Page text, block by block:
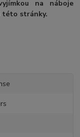
na náboje
této stránky.